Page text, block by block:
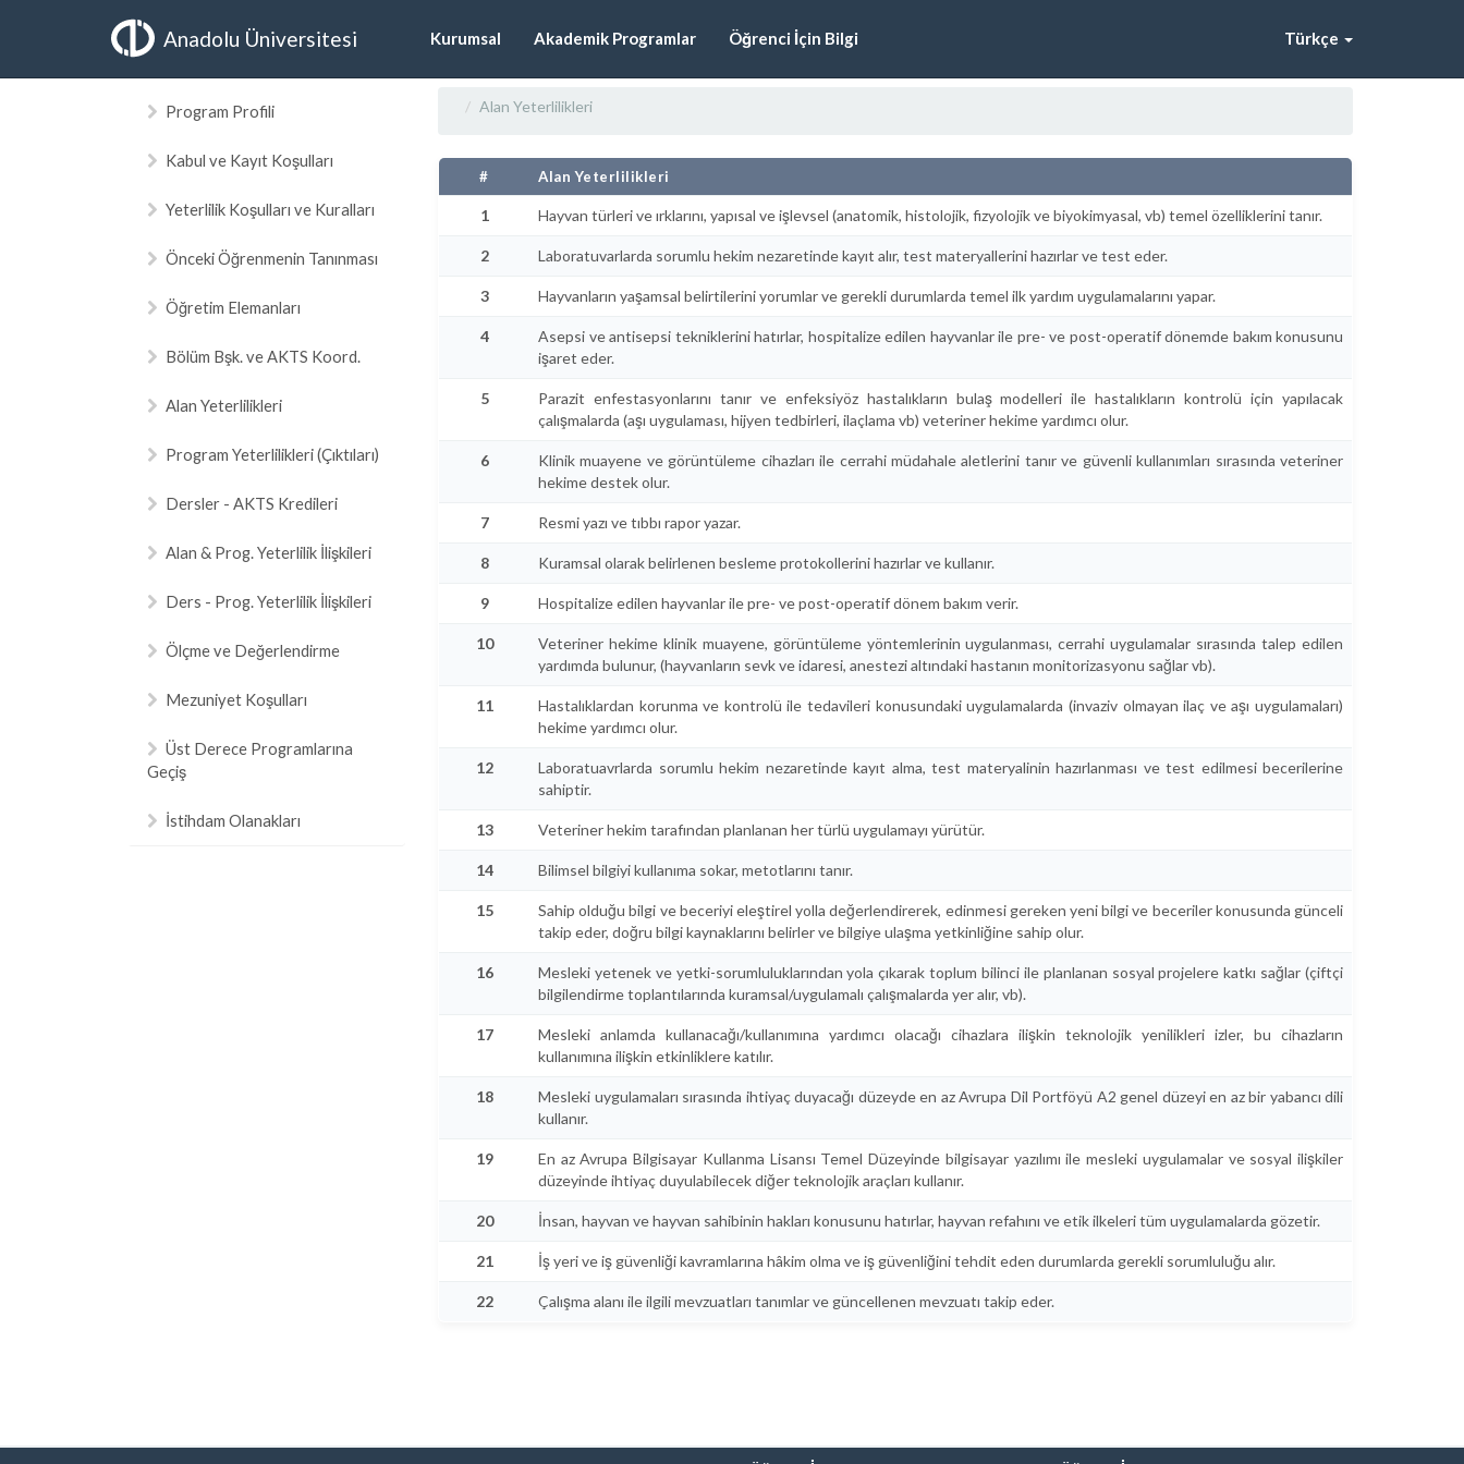
Anadolu Üniversitesi Kurumsal Akademik Programlar Öğrenci İçin Bilgi Türkçe
Program Profili
Kabul ve Kayıt Koşulları
Yeterlilik Koşulları ve Kuralları
Önceki Öğrenmenin Tanınması
Öğretim Elemanları
Bölüm Bşk. ve AKTS Koord.
Alan Yeterlilikleri
Program Yeterlilikleri (Çıktıları)
Dersler - AKTS Kredileri
Alan & Prog. Yeterlilik İlişkileri
Ders - Prog. Yeterlilik İlişkileri
Ölçme ve Değerlendirme
Mezuniyet Koşulları
Üst Derece Programlarına
Geçiş
İstihdam Olanakları
Alan Yeterlilikleri
# Alan Yeterlilikleri
1 Hayvan türleri ve ırklarını, yapısal ve işlevsel (anatomik, histolojik, fizyolojik ve biyokimyasal, vb) temel özelliklerini tanır.
2 Laboratuvarlarda sorumlu hekim nezaretinde kayıt alır, test materyallerini hazırlar ve test eder.
3 Hayvanların yaşamsal belirtilerini yorumlar ve gerekli durumlarda temel ilk yardım uygulamalarını yapar.
4
Asepsi ve antisepsi tekniklerini hatırlar, hospitalize edilen hayvanlar ile pre- ve post-operatif dönemde bakım konusunu
işaret eder.
5
Parazit enfestasyonlarını tanır ve enfeksiyöz hastalıkların bulaş modelleri ile hastalıkların kontrolü için yapılacak
çalışmalarda (aşı uygulaması, hijyen tedbirleri, ilaçlama vb) veteriner hekime yardımcı olur.
6
Klinik muayene ve görüntüleme cihazları ile cerrahi müdahale aletlerini tanır ve güvenli kullanımları sırasında veteriner
hekime destek olur.
7 Resmi yazı ve tıbbı rapor yazar.
8 Kuramsal olarak belirlenen besleme protokollerini hazırlar ve kullanır.
9 Hospitalize edilen hayvanlar ile pre- ve post-operatif dönem bakım verir.
10
Veteriner hekime klinik muayene, görüntüleme yöntemlerinin uygulanması, cerrahi uygulamalar sırasında talep edilen
yardımda bulunur, (hayvanların sevk ve idaresi, anestezi altındaki hastanın monitorizasyonu sağlar vb).
11
Hastalıklardan korunma ve kontrolü ile tedavileri konusundaki uygulamalarda (invaziv olmayan ilaç ve aşı uygulamaları)
hekime yardımcı olur.
12
Laboratuavrlarda sorumlu hekim nezaretinde kayıt alma, test materyalinin hazırlanması ve test edilmesi becerilerine
sahiptir.
13 Veteriner hekim tarafından planlanan her türlü uygulamayı yürütür.
14 Bilimsel bilgiyi kullanıma sokar, metotlarını tanır.
15
Sahip olduğu bilgi ve beceriyi eleştirel yolla değerlendirerek, edinmesi gereken yeni bilgi ve beceriler konusunda günceli
takip eder, doğru bilgi kaynaklarını belirler ve bilgiye ulaşma yetkinliğine sahip olur.
16
Mesleki yetenek ve yetki-sorumluluklarından yola çıkarak toplum bilinci ile planlanan sosyal projelere katkı sağlar (çiftçi
bilgilendirme toplantılarında kuramsal/uygulamalı çalışmalarda yer alır, vb).
17
Mesleki anlamda kullanacağı/kullanımına yardımcı olacağı cihazlara ilişkin teknolojik yenilikleri izler, bu cihazların
kullanımına ilişkin etkinliklere katılır.
18
Mesleki uygulamaları sırasında ihtiyaç duyacağı düzeyde en az Avrupa Dil Portföyü A2 genel düzeyi en az bir yabancı dili
kullanır.
19
En az Avrupa Bilgisayar Kullanma Lisansı Temel Düzeyinde bilgisayar yazılımı ile mesleki uygulamalar ve sosyal ilişkiler
düzeyinde ihtiyaç duyulabilecek diğer teknolojik araçları kullanır.
20 İnsan, hayvan ve hayvan sahibinin hakları konusunu hatırlar, hayvan refahını ve etik ilkeleri tüm uygulamalarda gözetir.
21 İş yeri ve iş güvenliği kavramlarına hâkim olma ve iş güvenliğini tehdit eden durumlarda gerekli sorumluluğu alır.
22 Çalışma alanı ile ilgili mevzuatları tanımlar ve güncellenen mevzuatı takip eder.